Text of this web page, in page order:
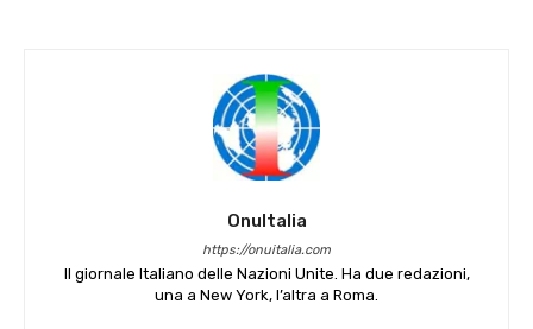
OnuItalia
https://onuitalia.com
Il giornale Italiano delle Nazioni Unite. Ha due redazioni,
una a New York, l’altra a Roma.